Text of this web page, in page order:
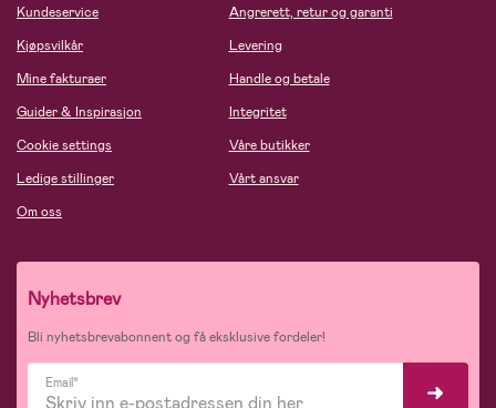
Kundeservice
Kjøpsvilkår
Mine fakturaer
Guider & Inspirasjon
Cookie settings
Ledige stillinger
Om oss
Angrerett, retur og garanti
Levering
Handle og betale
Integritet
Våre butikker
Vårt ansvar
Nyhetsbrev
Bli nyhetsbrevabonnent og få eksklusive fordeler!
Email*